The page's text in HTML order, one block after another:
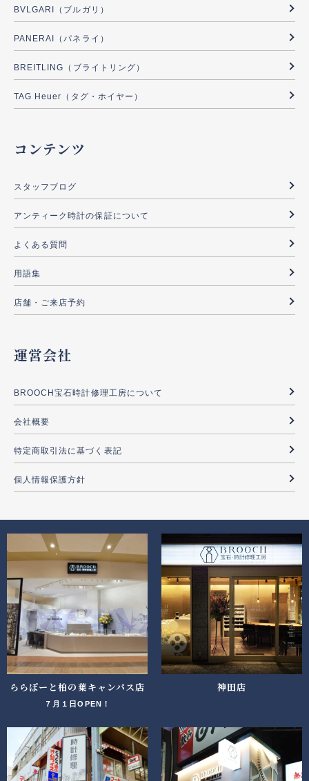
BVLGARI（ブルガリ）
PANERAI（パネライ）
BREITLING（ブライトリング）
TAG Heuer（タグ・ホイヤー）
コンテンツ
スタッフブログ
アンティーク時計の保証について
よくある質問
用語集
店舗・ご来店予約
運営会社
BROOCH宝石時計修理工房について
会社概要
特定商取引法に基づく表記
個人情報保護方針
ららぽーと柏の葉キャンパス店
７月１日OPEN！
神田店